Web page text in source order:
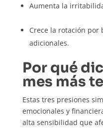
Aumenta la
Crece la rotación por
adicionales.
Por qué
mes más
Estas tres presiones
emocionales y
alta sensibilidad que